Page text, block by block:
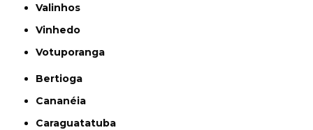
Valinhos
Vinhedo
Votuporanga
Bertioga
Cananéia
Caraguatatuba